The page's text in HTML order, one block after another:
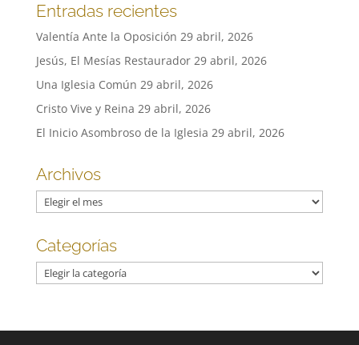
Entradas recientes
Valentía Ante la Oposición 29 abril, 2026
Jesús, El Mesías Restaurador 29 abril, 2026
Una Iglesia Común 29 abril, 2026
Cristo Vive y Reina 29 abril, 2026
El Inicio Asombroso de la Iglesia 29 abril, 2026
Archivos
Archivos
Categorías
Categorías